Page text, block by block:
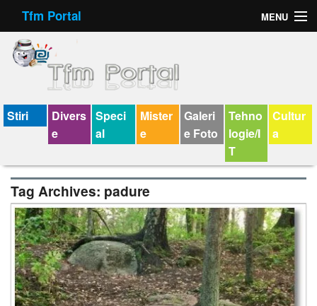
Tfm Portal MENU
Forum
Felicitari animate
Virtual Cards
Jocuri
Horoscop
Wallpaper
V-chat
Stiri
Divers
e
Speci
al
Mister
e
Galeri
e Foto
Tehno
logie/I
T
Cultur
a
Tag Archives: padure